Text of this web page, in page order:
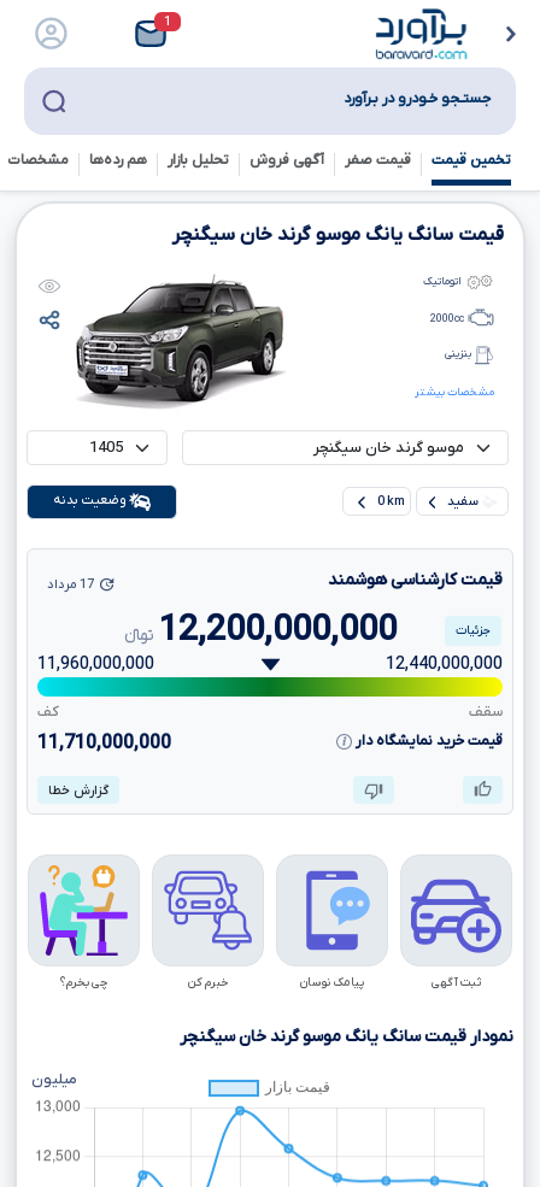
1
جستـجو خـودرو در بـرآورد
تخمین قیمت قیمت صفر آگهی فروش تحلیل بازار هم رده‌ها‌ مشخصات
قیمت سانگ یانگ موسو گرند خان سیگنچر
مشخصات بیشتر
اتوماتیک
2000cc
بنزینی
سفید 0 km وضعیت بدنه
قیمت کارشناسی هوشمند
12,200,000,000 تومانءءء
17 مرداد
جزئیات
12,440,000,000
11,960,000,000
سقف
کف
قیمت خرید نمایشگاه دار
11,710,000,000
گزارش خطا
ثبت آگهی پیامک نوسان خبرم کن چی بخرم؟
نمودار قیمت سانگ یانگ موسو گرند خان سیگنچر
میلیون